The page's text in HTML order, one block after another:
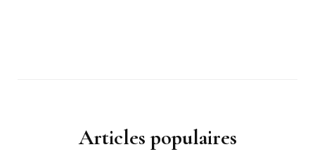
Articles populaires